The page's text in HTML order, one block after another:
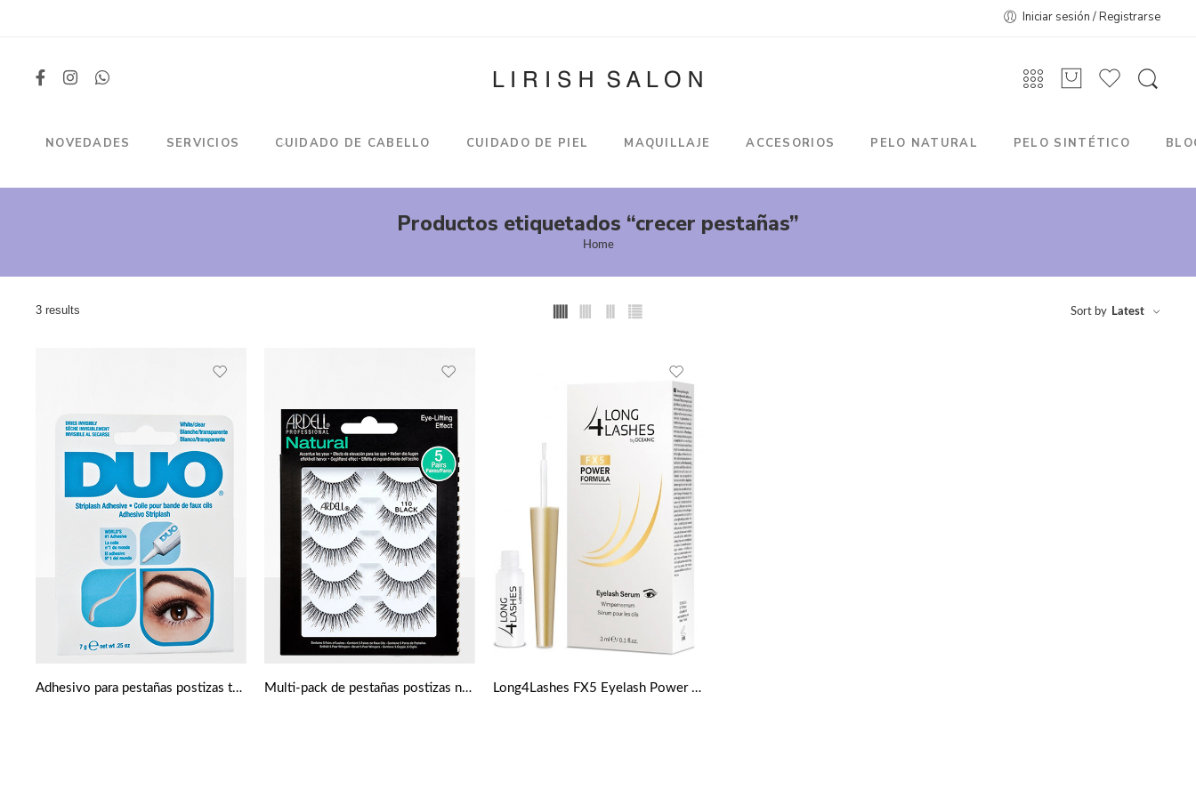
Iniciar sesión / Registrarse
NOVEDADES SERVICIOS CUIDADO DE CABELLO CUIDADO DE PIEL MAQUILLAJE ACCESORIOS PELO NATURAL PELO SINTÉTICO
Productos etiquetados “crecer pestañas”
Home
3 results Sort by Latest
Adhesivo para pestañas postizas transparente 7 g de Ardell Duo Multi-pack de pestañas postizas negras (kit de 5) de Ardell Long4Lashes FX5 Eyelash Power Serum 3 ml